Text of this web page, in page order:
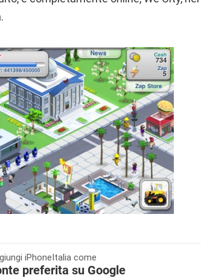
iPhoneItalia come
preferita su Google